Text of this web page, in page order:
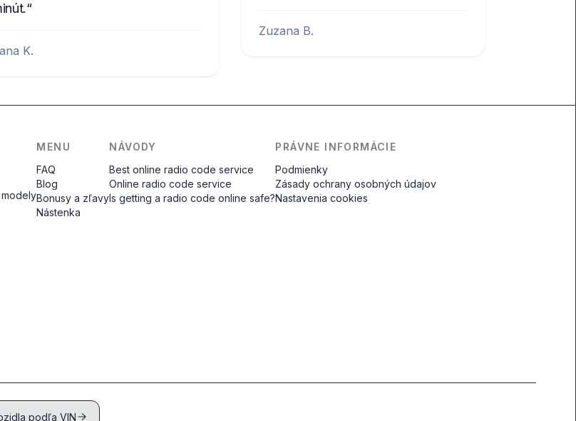
K.
Zuzana B.
MENU
FAQ
Blog
Bonusy a zľavy
Nástenka
NÁVODY
Best online radio code service
Online radio code service
Is getting a radio code online safe?
PRÁVNE INFORMÁCIE
Podmienky
Zásady ochrany osobných údajov
Nastavenia cookies
podľa VIN